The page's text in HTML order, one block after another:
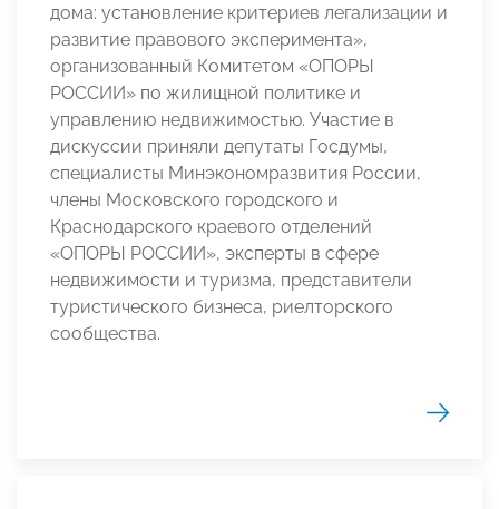
дома: установление критериев легализации и
развитие правового эксперимента»,
организованный Комитетом «ОПОРЫ
РОССИИ» по жилищной политике и
управлению недвижимостью. Участие в
дискуссии приняли депутаты Госдумы,
специалисты Минэкономразвития России,
члены Московского городского и
Краснодарского краевого отделений
«ОПОРЫ РОССИИ», эксперты в сфере
недвижимости и туризма, представители
туристического бизнеса, риелторского
сообщества.